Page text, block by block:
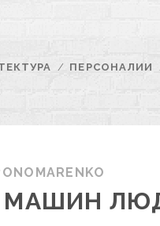
ПЕРСОНАЛИИ
МАШИН